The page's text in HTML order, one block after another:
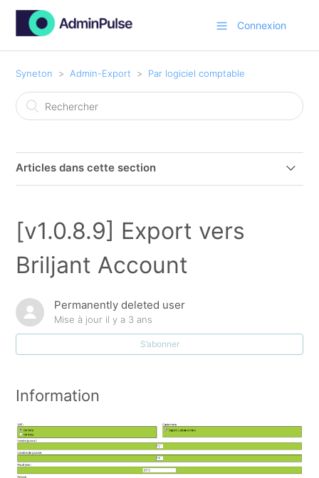
Connexion
Syneton Admin-Export Par logiciel comptable
Articles dans cette section
[v1.0.8.9] Export vers Expert/M Plus
[v1.0.8.9] Export vers Winbooks
[v1.0.8.9] Export vers Exact Online
[v1.0.8.9] Export vers Bob
[v1.0.8.9] Export vers Briljant Account
[v1.0.8.9] Export vers Bocount
[v1.0.8.9] Export vers Wings
[v1.0.8.9] Export vers
Briljant Account
Permanently deleted user
Mise à jour il y a 3 ans
S’abonner
Information